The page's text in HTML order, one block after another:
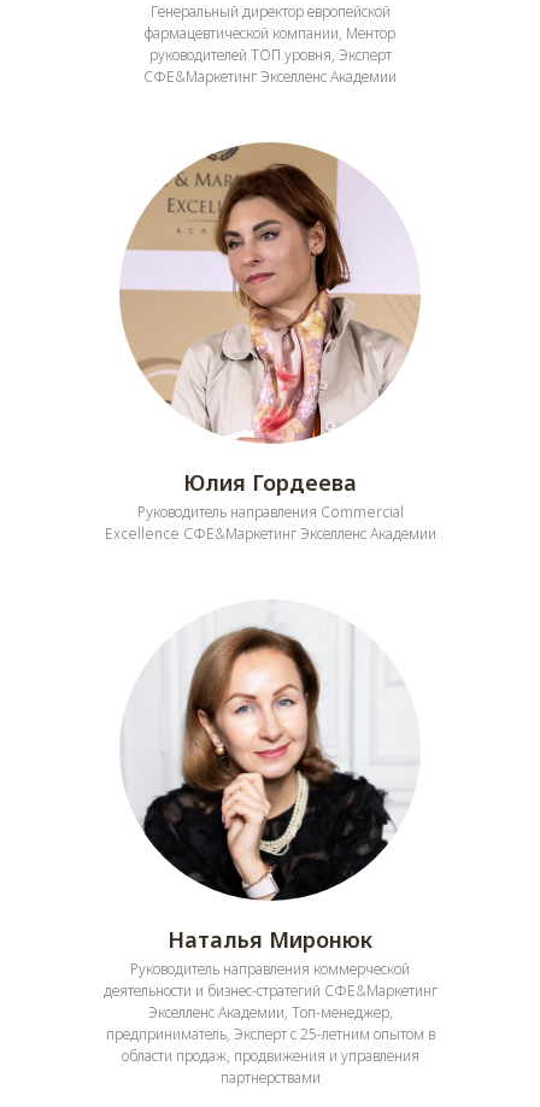
Генеральный директор европейской
фармацевтической компании, Ментор
руководителей ТОП уровня, Эксперт
СФЕ&Маркетинг Экселленс Академии
Юлия Гордеева
Руководитель направления Commercial
Excellence СФЕ&Маркетинг Экселленс Академии
Наталья Миронюк
Руководитель направления коммерческой
деятельности и бизнес-стратегий СФЕ&Маркетинг
Экселленс Академии, Топ-менеджер,
предприниматель, Эксперт с 25-летним опытом в
области продаж, продвижения и управления
партнерствами